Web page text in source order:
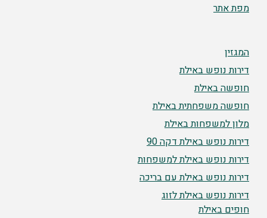
מפת אתר
המגזין
דירות נופש באילת
חופשה באילת
חופשה משפחתית באילת
מלון למשפחות באילת
דירות נופש באילת דקה 90
דירות נופש באילת למשפחות
דירות נופש באילת עם בריכה
דירות נופש באילת לזוג
חופים באילת